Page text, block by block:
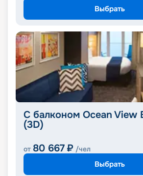
Выбрать
С балконом Ocean View
(3D)
от 80 667 ₽ /чел
Выбрать